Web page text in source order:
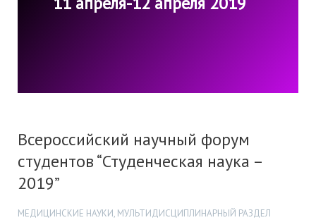
Всероссийский научный форум
студентов “Студенческая наука –
2019”
МЕДИЦИНСКИЕ НАУКИ, МУЛЬТИДИСЦИПЛИНАРНЫЙ РАЗДЕЛ